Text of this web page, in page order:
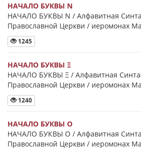
НАЧАЛО БУКВЫ Ν
НАЧАЛО БУКВЫ Ν / Алфавитная
Православной Церкви / иеромонах
1245
НАЧАЛО БУКВЫ Ξ
НАЧАЛО БУКВЫ Ξ / Алфавитная
Православной Церкви / иеромонах
1240
НАЧАЛО БУКВЫ Ο
НАЧАЛО БУКВЫ Ο / Алфавитная
Православной Церкви / иеромонах